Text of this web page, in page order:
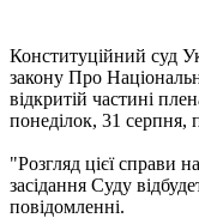
Конституційний суд
закону Про
відкритій частині
понеділок, 31 серпня,
"Розгляд цієї справи
засідання Суду
повідомленні.